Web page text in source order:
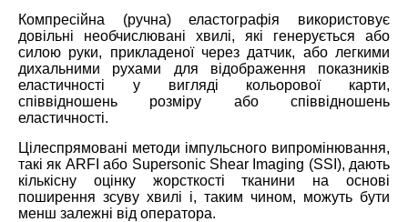
Компресійна (ручна) еластографія використовує
довільні необчислювані хвилі, які генерується або
силою руки, прикладеної через датчик, або легкими
дихальними рухами для відображення показників
еластичності у вигляді кольорової карти,
співвідношень розміру або співвідношень
еластичності.
Цілеспрямовані методи імпульсного випромінювання,
такі як ARFI або Supersonic Shear Imaging (SSI), дають
кількісну оцінку жорсткості тканини на основі
поширення зсуву хвилі і, таким чином, можуть бути
менш залежні від оператора.